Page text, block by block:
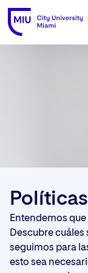
Entendemos
Descubre
seguimos para
esto sea